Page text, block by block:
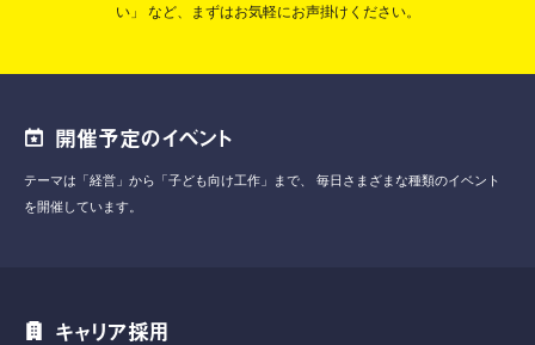
い」
など、まずはお気軽にお声掛けください。
開催予定のイベント
テーマは「経営」から「子ども向け工作」まで、
毎日さまざまな種類のイベント
を開催しています。
キャリア採用